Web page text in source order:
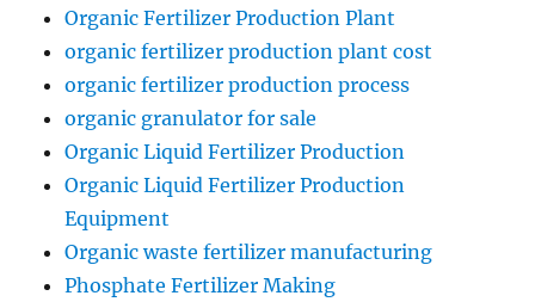
Organic Fertilizer Production Plant
organic fertilizer production plant cost
organic fertilizer production process
organic granulator for sale
Organic Liquid Fertilizer Production
Organic Liquid Fertilizer Production
Equipment
Organic waste fertilizer manufacturing
Phosphate Fertilizer Making